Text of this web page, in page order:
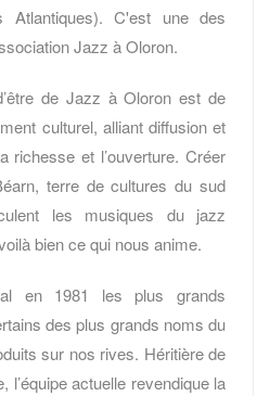
Atlantiques). C'est une des
Jazz à Oloron.
de Jazz à Oloron est de
culturel, alliant diffusion et
richesse et l’ouverture. Créer
terre de cultures du sud
les musiques du jazz
bien ce qui nous anime.
en 1981 les plus grands
des plus grands noms du
sur nos rives. Héritière de
l’équipe actuelle revendique la